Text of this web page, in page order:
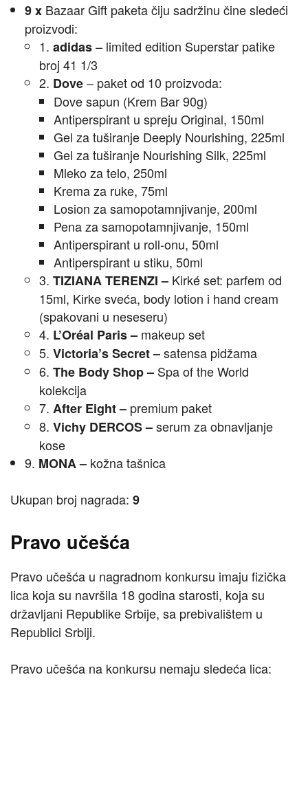
9 x Bazaar Gift paketa čiju sadržinu čine sledeći
proizvodi:
1. adidas– limited edition Superstar patike
broj 41 1/3
2. Dove– paket od 10 proizvoda:
Dove sapun (Krem Bar 90g)
Antiperspirant u spreju Original, 150ml
Gel za tuširanje Deeply Nourishing, 225ml
Gel za tuširanje Nourishing Silk, 225ml
Mleko za telo, 250ml
Krema za ruke, 75ml
Losion za samopotamnjivanje, 200ml
Pena za samopotamnjivanje, 150ml
Antiperspirant u roll-onu, 50ml
Antiperspirant u stiku, 50ml
3. TIZIANA TERENZI – Kirké set: parfem od
15ml, Kirke sveća, body lotion i hand cream
(spakovani u neseseru)
4. L’Oréal Paris – makeup set
5. Victoria’s Secret –satensa pidžama
6. The Body Shop – Spa of the World
kolekcija
7. After Eight – premium paket
8. Vichy DERCOS –serum za obnavljanje
kose
9. MONA – kožna tašnica
Ukupan broj nagrada: 9
Pravo učešća
Pravo učešća u nagradnom konkursu imaju fizička
lica koja su navršila 18 godina starosti, koja su
državljani Republike Srbije, sa prebivalištem u
Republici Srbiji.
Pravo učešća na konkursu nemaju sledeća lica: